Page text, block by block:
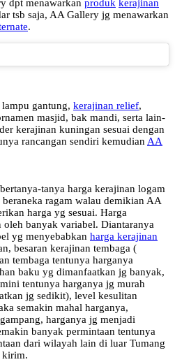
dpt menawarkan produk kerajinan
tsb saja, AA Gallery jg menawarkan
.
lampu gantung, kerajinan relief,
masjid, bak mandi, serta lain-
kerajinan kuningan sesuai dengan
rancangan sendiri kemudianAA
tanya harga kerajinan logam
ragam walau demikian AA
harga yg sesuai. Harga
banyak variabel. Diantaranya
yg menyebabkan harga kerajinan
besaran kerajinan tembaga (
tembaga tentunya harganya
baku yg dimanfaatkan jg banyak,
tentunya harganya jg murah
jg sedikit), level kesulitan
semakin mahal harganya,
harganya jg menjadi
banyak permintaan tentunya
dari wilayah lain di luar Tumang
kirim.